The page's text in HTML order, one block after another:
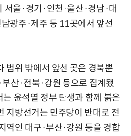
서울·경기·인천·울산·경남·대
광주·제주 등 11곳에서 앞선
범위 밖에서 앞선 곳은 경북뿐
산·전북·강원 등으로 집계됐
윤석열 정부 탄생과 함께 붉은
지방선거는 민주당이 반대로 전
역인 대구·부산·강원 등을 경합